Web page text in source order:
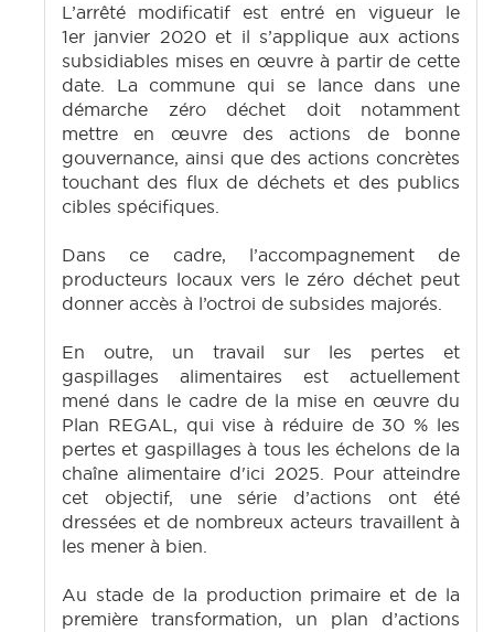
L’arrêté modificatif est entré en vigueur le
1er janvier 2020 et il s’applique aux actions
subsidiables mises en œuvre à partir de cette
date. La commune qui se lance dans une
démarche zéro déchet doit notamment
mettre en œuvre des actions de bonne
gouvernance, ainsi que des actions concrètes
touchant des flux de déchets et des publics
cibles spécifiques.
Dans ce cadre, l’accompagnement de
producteurs locaux vers le zéro déchet peut
donner accès à l’octroi de subsides majorés.
En outre, un travail sur les pertes et
gaspillages alimentaires est actuellement
mené dans le cadre de la mise en œuvre du
Plan REGAL, qui vise à réduire de 30 % les
pertes et gaspillages à tous les échelons de la
chaîne alimentaire d'ici 2025. Pour atteindre
cet objectif, une série d’actions ont été
dressées et de nombreux acteurs travaillent à
les mener à bien.
Au stade de la production primaire et de la
première transformation, un plan d’actions